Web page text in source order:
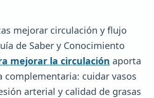
mejorar circulación y flujo
de Saber y Conocimiento
mejorar la circulación aporta
complementaria: cuidar vasos
arterial y calidad de grasas